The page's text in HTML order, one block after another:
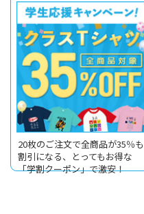
20枚のご注文で全商品が35％も
割引になる、とってもお得な
「学割クーポン」で激安！